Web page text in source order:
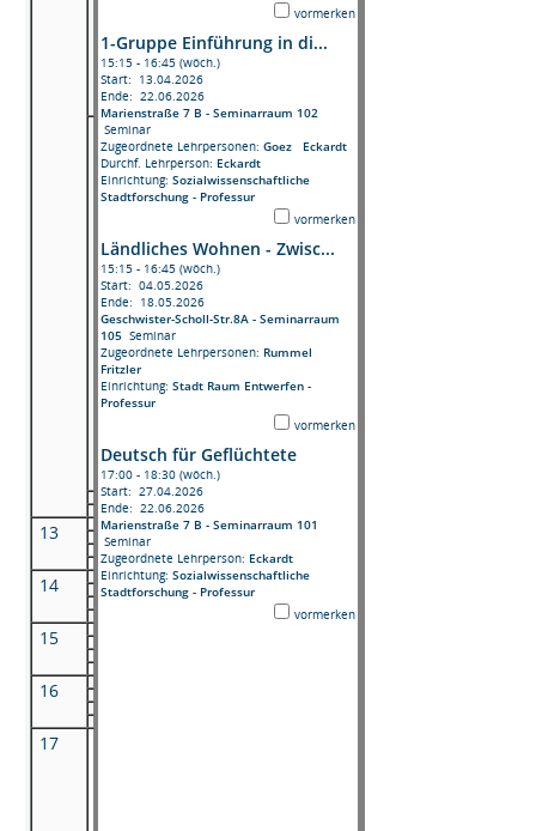
vormerken
1-Gruppe Einführung in di...
15:15 - 16:45 (wöch.)
Start: 13.04.2026
Ende: 22.06.2026
Marienstraße 7 B - Seminarraum 102
Seminar
Zugeordnete Lehrpersonen: Goez Eckardt
Durchf. Lehrperson: Eckardt
Einrichtung: Sozialwissenschaftliche
Stadtforschung - Professur
vormerken
Ländliches Wohnen - Zwisc...
15:15 - 16:45 (wöch.)
Start: 04.05.2026
Ende: 18.05.2026
Geschwister-Scholl-Str.8A - Seminarraum
105Seminar
Zugeordnete Lehrpersonen: Rummel
Fritzler
Einrichtung: Stadt Raum Entwerfen -
Professur
vormerken
Deutsch für Geflüchtete
17:00 - 18:30 (wöch.)
Start: 27.04.2026
Ende: 22.06.2026
Marienstraße 7 B - Seminarraum 101
Seminar
Zugeordnete Lehrperson: Eckardt
Einrichtung: Sozialwissenschaftliche
Stadtforschung - Professur
vormerken
13
14
15
16
17